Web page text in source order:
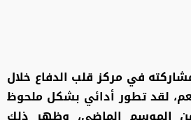
في مركز قلب الدفاع خلال
لقد تطور أدائي بشكل ملحوظ